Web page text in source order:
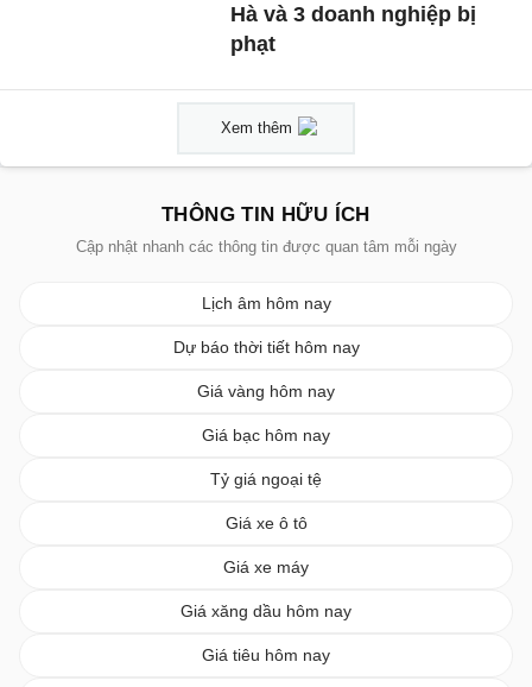
Hà và 3 doanh nghiệp bị
phạt
Xem thêm
THÔNG TIN HỮU ÍCH
Cập nhật nhanh các thông tin được quan tâm mỗi ngày
Lịch âm hôm nay
Dự báo thời tiết hôm nay
Giá vàng hôm nay
Giá bạc hôm nay
Tỷ giá ngoại tệ
Giá xe ô tô
Giá xe máy
Giá xăng dầu hôm nay
Giá tiêu hôm nay